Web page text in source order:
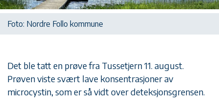
Foto: Nordre Follo kommune
Det ble tatt en prøve fra Tussetjern 11. august.
Prøven viste svært lave konsentrasjoner av
microcystin, som er så vidt over deteksjonsgrensen.